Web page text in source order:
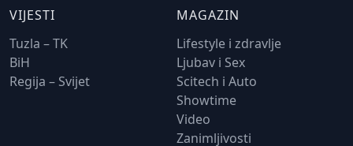
VIJESTI
Tuzla – TK
BiH
Regija – Svijet
MAGAZIN
Lifestyle i zdravlje
Ljubav i Sex
Scitech i Auto
Showtime
Video
Zanimljivosti